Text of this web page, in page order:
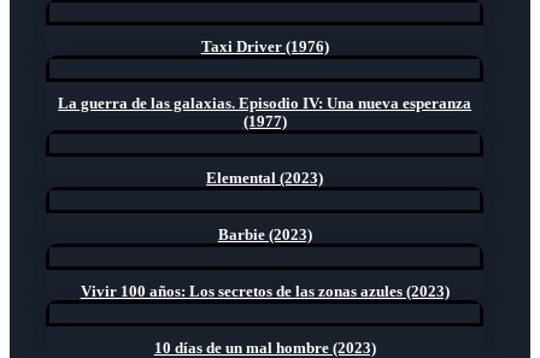
Taxi Driver (1976)
La guerra de las galaxias. Episodio IV: Una nueva esperanza
(1977)
Elemental (2023)
Barbie (2023)
Vivir 100 años: Los secretos de las zonas azules (2023)
10 días de un mal hombre (2023)